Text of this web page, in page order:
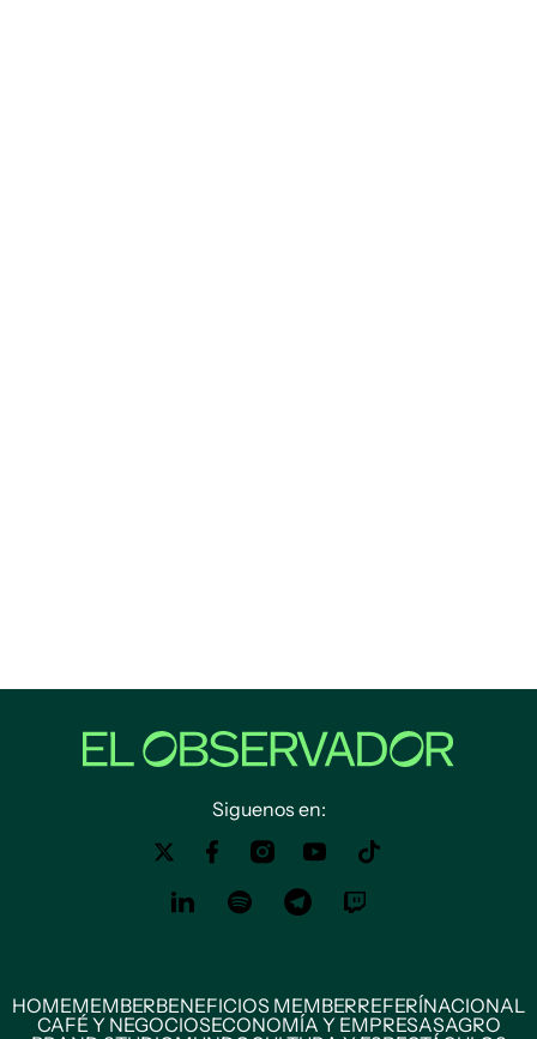
Siguenos en:
HOMEMEMBERBENEFICIOS MEMBERREFERÍNACIONAL
CAFÉ Y NEGOCIOSECONOMÍA Y EMPRESASAGRO